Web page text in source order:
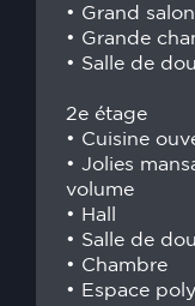
• Grand
• Grande
• Salle de
2e étage
• Cuisine
• Jolies
volume
• Hall
• Salle de
• Chambre
• Espace